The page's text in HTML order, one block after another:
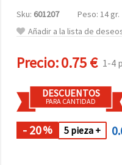
Sku: 601207 Peso: 14 gr.
Añadir a la lista de
Precio:0.75 € 1-4
DESCUENTOS
PARA CANTIDAD
- 20% 5 pieza +